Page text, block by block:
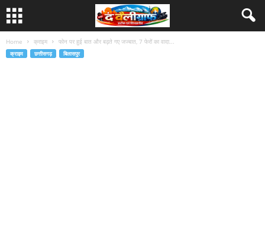
Home क्राइम फोन पर हुई बात और बढ़ते गए जज्बात, 7 फेरों का वादा...
क्राइम छत्तीसगढ़ बिलासपुर